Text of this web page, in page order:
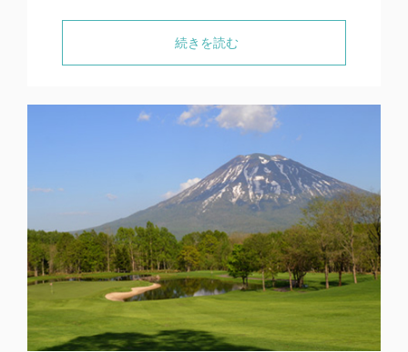
続きを読む